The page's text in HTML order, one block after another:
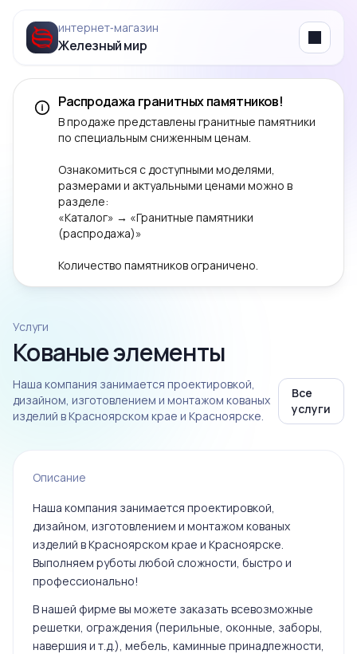
интернет‑магазин
Железный мир Menu
Распродажа гранитных памятников!
В продаже представлены гранитные памятники
по специальным сниженным ценам.
Ознакомиться с доступными моделями,
размерами и актуальными ценами можно в
разделе:
«Каталог» → «Гранитные памятники
(распродажа)»
Количество памятников ограничено.
Услуги
Кованые элементы
Наша компания занимается проектировкой,
дизайном, изготовлением и монтажом кованых
изделий в Красноярском крае и Красноярске.
Все
услуги
Описание
Наша компания занимается проектировкой,
дизайном, изготовлением и монтажом кованых
изделий в Красноярском крае и Красноярске.
Выполняем руботы любой сложности, быстро и
профессионально!
В нашей фирме вы можете заказать всевозможные
решетки, ограждения (перильные, оконные, заборы,
навершия и т.д.), мебель, каминные принадлежности,